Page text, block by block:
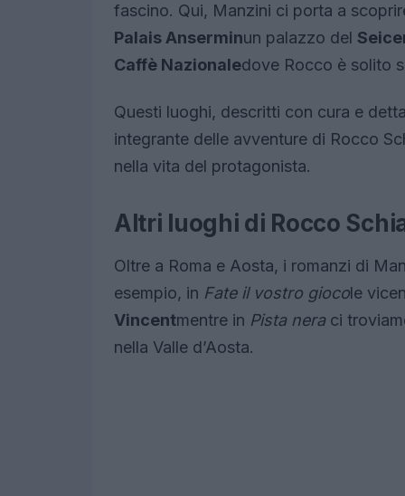
fascino. Qui, Manzini ci porta a
Palais Anserminun palazzo del
Caffè Nazionaledove Rocco è solito
Questi luoghi, descritti con cura e
integrante delle avventure di Rocco
nella vita del protagonista.
Altri luoghi di Rocco
Oltre a Roma e Aosta, i romanzi di
esempio, in Fate il vostro giocole
Vincentmentre in Pista neraci
nella Valle d’Aosta.